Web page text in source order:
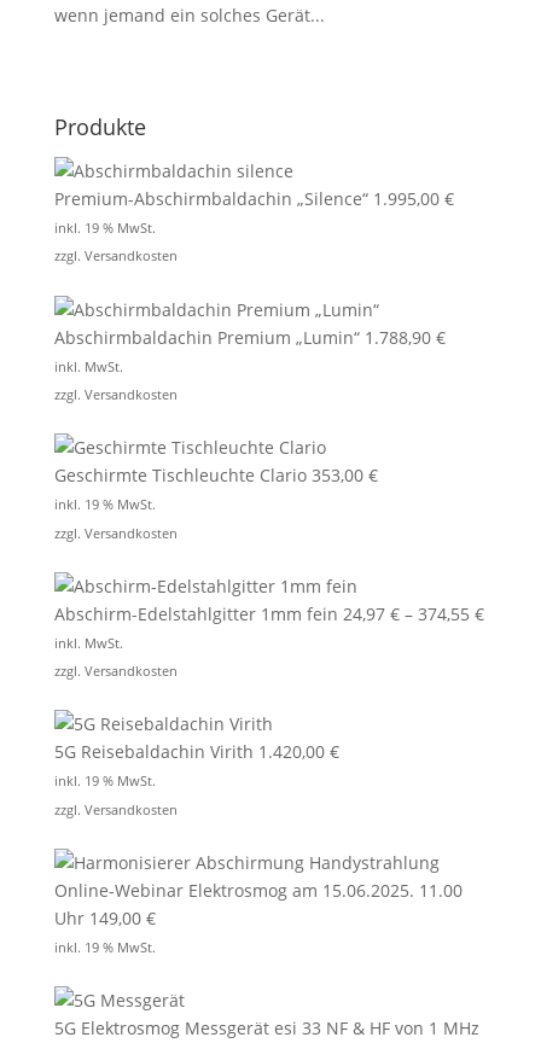
wenn jemand ein solches Gerät...
Produkte
Premium-Abschirmbaldachin „Silence“ 1.995,00 €
inkl. 19 % MwSt.
zzgl. Versandkosten
Abschirmbaldachin Premium „Lumin“ 1.788,90 €
inkl. MwSt.
zzgl. Versandkosten
Geschirmte Tischleuchte Clario 353,00 €
inkl. 19 % MwSt.
zzgl. Versandkosten
Abschirm-Edelstahlgitter 1mm fein 24,97 €– 374,55 €
inkl. MwSt.
zzgl. Versandkosten
5G Reisebaldachin Virith 1.420,00 €
inkl. 19 % MwSt.
zzgl. Versandkosten
Online-Webinar Elektrosmog am 15.06.2025. 11.00
Uhr 149,00 €
inkl. 19 % MwSt.
5G Elektrosmog Messgerät esi 33 NF & HF von 1 MHz